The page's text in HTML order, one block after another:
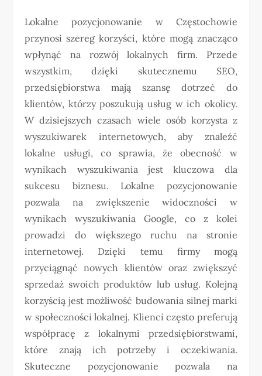
Lokalne pozycjonowanie w Częstochowie
przynosi szereg korzyści, które mogą znacząco
wpłynąć na rozwój lokalnych firm. Przede
wszystkim, dzięki skutecznemu SEO,
przedsiębiorstwa mają szansę dotrzeć do
klientów, którzy poszukują usług w ich okolicy.
W dzisiejszych czasach wiele osób korzysta z
wyszukiwarek internetowych, aby znaleźć
lokalne usługi, co sprawia, że obecność w
wynikach wyszukiwania jest kluczowa dla
sukcesu biznesu. Lokalne pozycjonowanie
pozwala na zwiększenie widoczności w
wynikach wyszukiwania Google, co z kolei
prowadzi do większego ruchu na stronie
internetowej. Dzięki temu firmy mogą
przyciągnąć nowych klientów oraz zwiększyć
sprzedaż swoich produktów lub usług. Kolejną
korzyścią jest możliwość budowania silnej marki
w społeczności lokalnej. Klienci często preferują
współpracę z lokalnymi przedsiębiorstwami,
które znają ich potrzeby i oczekiwania.
Skuteczne pozycjonowanie pozwala na